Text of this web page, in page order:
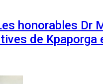
honorables Dr
de Kpaporga